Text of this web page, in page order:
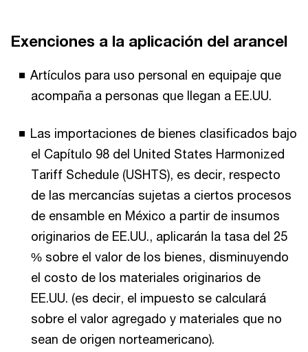
Exenciones a la aplicación del arancel
Artículos para uso personal en equipaje que
acompaña a personas que llegan a EE.UU.
Las importaciones de bienes clasificados bajo
el Capítulo 98 del United States Harmonized
Tariff Schedule (USHTS), es decir, respecto
de las mercancías sujetas a ciertos procesos
de ensamble en México a partir de insumos
originarios de EE.UU., aplicarán la tasa del 25
% sobre el valor de los bienes, disminuyendo
el costo de los materiales originarios de
EE.UU. (es decir, el impuesto se calculará
sobre el valor agregado y materiales que no
sean de origen norteamericano).